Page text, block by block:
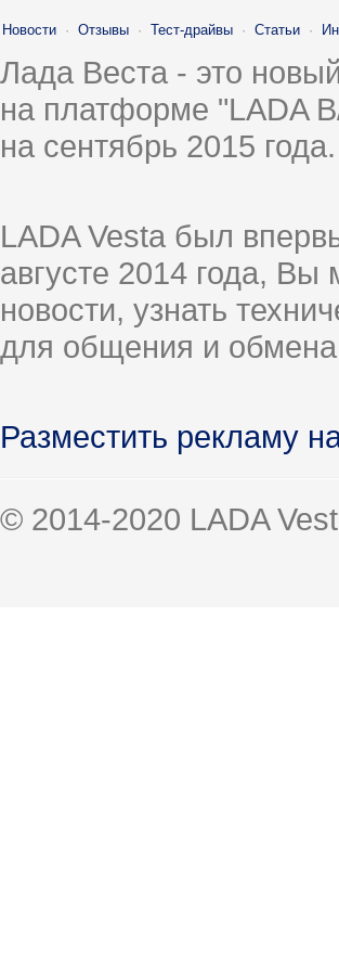
Новости · Отзывы · Тест-драйвы · Статьи ·
Лада Веста - это
на платформе "LADA
на сентябрь 2015
LADA Vesta был
августе 2014 года,
новости, узнать
для общения и
Разместить рекламу
© 2014-2020 LADA